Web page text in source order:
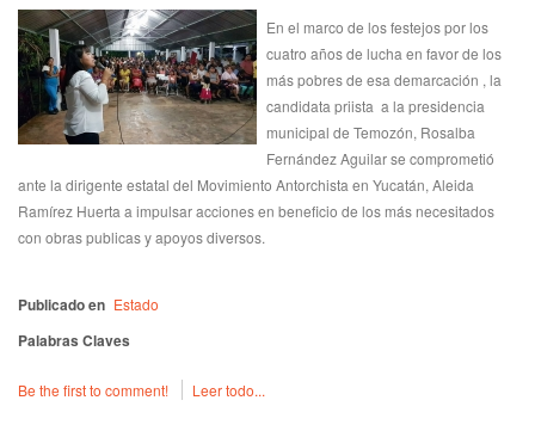
En el marco de los festejos por los
cuatro años de lucha en favor de los
más pobres de esa demarcación , la
candidata priista a la presidencia
municipal de Temozón, Rosalba
Fernández Aguilar se comprometió
ante la dirigente estatal del Movimiento Antorchista en Yucatán, Aleida
Ramírez Huerta a impulsar acciones en beneficio de los más necesitados
con obras publicas y apoyos diversos.
Publicado en Estado
Palabras Claves
Be the first to comment! Leer todo...